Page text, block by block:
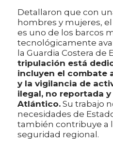
Detallaron que con
hombres y mujeres, el
es uno de los barcos
tecnológicamente
la Guardia Costera de
tripulación está
incluyen el combate
y la vigilancia de
ilegal, no reportada
Atlántico. Su trabajo
necesidades de
también contribuye a
seguridad regional.